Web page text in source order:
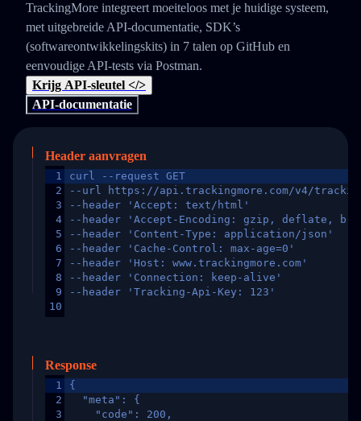
TrackingMore integreert moeiteloos met je huidige systeem,
met uitgebreide API-documentatie, SDK’s
(softwareontwikkelingskits) in 7 talen op GitHub en
eenvoudige API-tests via Postman.
Krijg API-sleutel </>
API-documentatie
Header aanvragen
1
2
3
4
5
6
7
8
9
10
curl --request GET
--url https://api.trackingmore.com/v4/trackings/
--header 'Accept: text/html'
--header 'Accept-Encoding: gzip, deflate,
--header 'Content-Type: application/json'
--header 'Cache-Control: max-age=0'
--header 'Host: www.trackingmore.com'
--header 'Connection: keep-alive'
--header 'Tracking-Api-Key: 123'
Response
1
2
3
{
  "meta": {
    "code": 200,